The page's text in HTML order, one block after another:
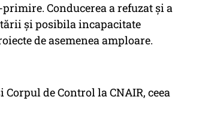
Conducerea a refuzat și a
și posibila incapacitate
de asemenea amploare.
de Control la CNAIR, ceea